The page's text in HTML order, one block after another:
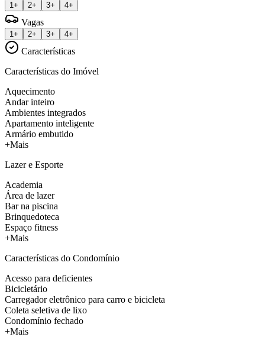
1+ 2+ 3+ 4+
Vagas
1+ 2+ 3+ 4+
Características
Características do Imóvel
Aquecimento
Andar inteiro
Ambientes integrados
Apartamento inteligente
Armário embutido
+Mais
Lazer e Esporte
Academia
Área de lazer
Bar na piscina
Brinquedoteca
Espaço fitness
+Mais
Características do Condomínio
Acesso para deficientes
Bicicletário
Carregador eletrônico para carro e bicicleta
Coleta seletiva de lixo
Condomínio fechado
+Mais